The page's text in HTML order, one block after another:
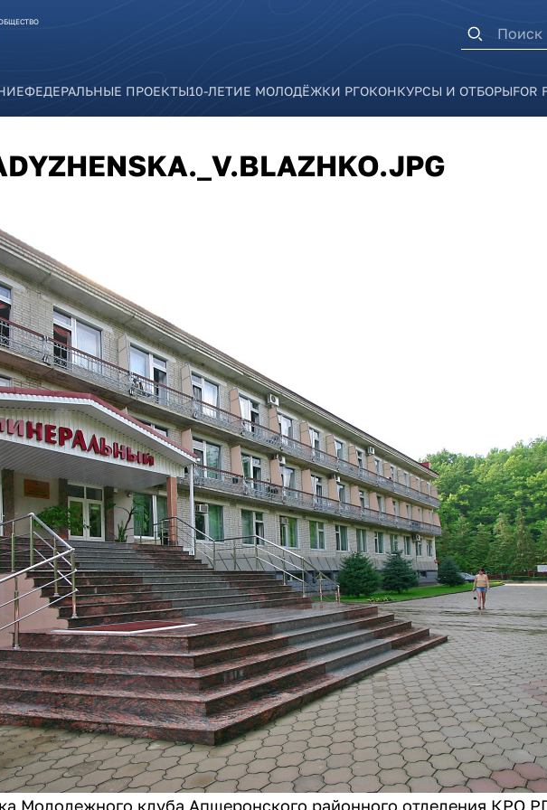
Форма
ФЕДЕРАЛЬНЫЕ ПРОЕКТЫ10-ЛЕТИЕ МОЛОДЁЖКИ РГОКОНКУРСЫ И ОТБОРЫFOR
Молодежного клуба Апшеронского районного отделения КРО